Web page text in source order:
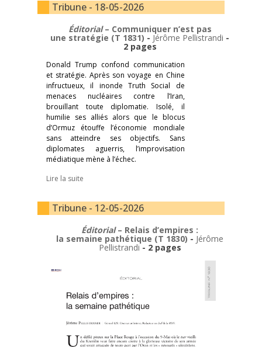
Tribune - 18-05-2026
Éditorial– Communiquer n’est pas
une stratégie (T 1831) - Jérôme Pellistrandi -
2 pages
Donald Trump confond communication
et stratégie. Après son voyage en Chine
infructueux, il inonde Truth Social de
menaces nucléaires contre l’Iran,
brouillant toute diplomatie. Isolé, il
humilie ses alliés alors que le blocus
d’Ormuz étouffe l’économie mondiale
sans atteindre ses objectifs. Sans
diplomates aguerris, l’improvisation
médiatique mène à l’échec.
Lire la suite
Tribune - 12-05-2026
Éditorial– Relais d’empires :
la semaine pathétique (T 1830) - Jérôme
Pellistrandi- 2 pages